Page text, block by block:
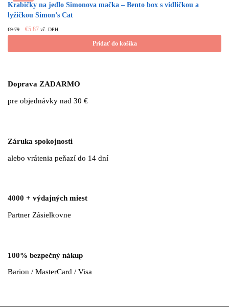
Krabičky na jedlo Simonova mačka – Bento box s vidličkou a
lyžičkou Simon’s Cat
€9.79
Original
price
€5.87Current
price
vč. DPH
Pridať do košíka
Doprava ZADARMO
pre objednávky nad 30 €
Záruka spokojnosti
alebo vrátenia peňazí do 14 dní
4000 + výdajných miest
Partner Zásielkovne
100% bezpečný nákup
Barion / MasterCard / Visa